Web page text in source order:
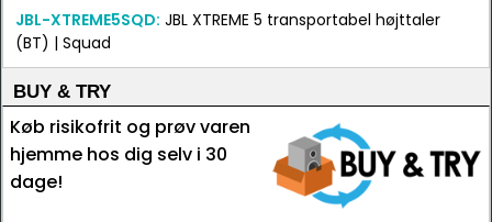
JBL-XTREME5SQD: JBL XTREME 5 transportabel højttaler
(BT) | Squad
BUY & TRY
Køb risikofrit og prøv varen
hjemme hos dig selv i 30
dage!